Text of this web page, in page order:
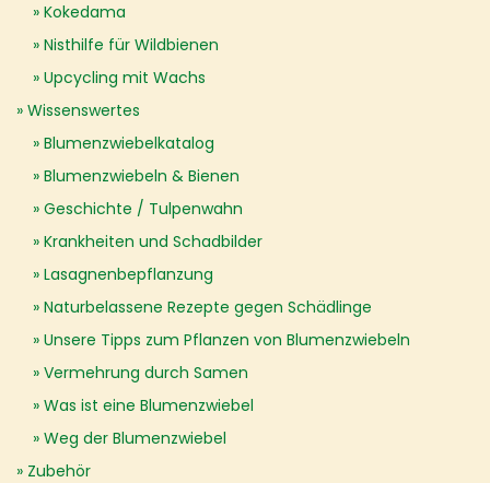
Kokedama
Nisthilfe für Wildbienen
Upcycling mit Wachs
Wissenswertes
Blumenzwiebelkatalog
Blumenzwiebeln & Bienen
Geschichte / Tulpenwahn
Krankheiten und Schadbilder
Lasagnenbepflanzung
Naturbelassene Rezepte gegen Schädlinge
Unsere Tipps zum Pflanzen von Blumenzwiebeln
Vermehrung durch Samen
Was ist eine Blumenzwiebel
Weg der Blumenzwiebel
Zubehör